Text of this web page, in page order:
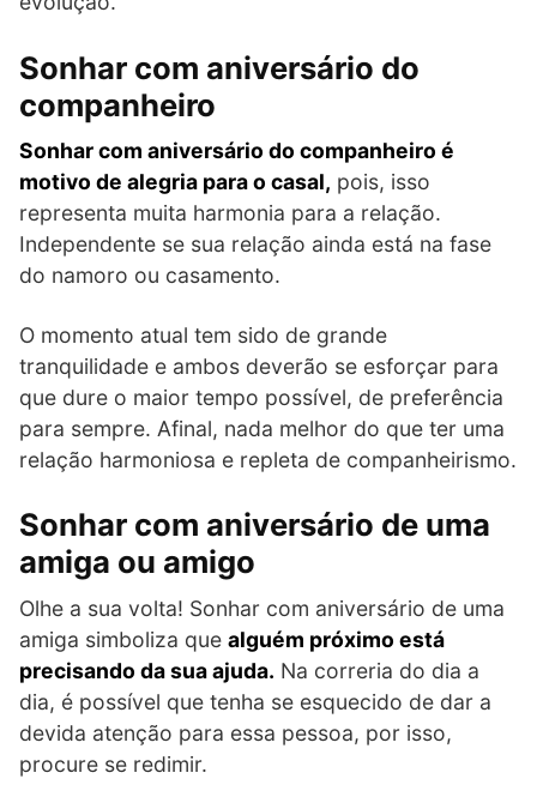
Sonhar com aniversário do
companheiro
Sonhar com aniversário do companheiro é
motivo de alegria para o casal, pois, isso
representa muita harmonia para a relação.
Independente se sua relação ainda está na fase
do namoro ou casamento.
O momento atual tem sido de grande
tranquilidade e ambos deverão se esforçar para
que dure o maior tempo possível, de preferência
para sempre. Afinal, nada melhor do que ter uma
relação harmoniosa e repleta de companheirismo.
Sonhar com aniversário de uma
amiga ou amigo
Olhe a sua volta! Sonhar com aniversário de uma
amiga simboliza que alguém próximo está
precisando da sua ajuda. Na correria do dia a
dia, é possível que tenha se esquecido de dar a
devida atenção para essa pessoa, por isso,
procure se redimir.